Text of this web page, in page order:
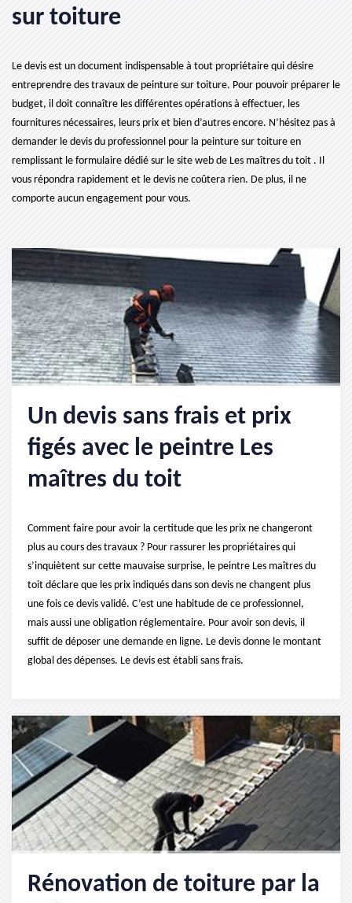
sur toiture
Le devis est un document indispensable à tout propriétaire qui désire
entreprendre des travaux de peinture sur toiture. Pour pouvoir préparer le
budget, il doit connaître les différentes opérations à effectuer, les
fournitures nécessaires, leurs prix et bien d’autres encore. N’hésitez pas à
demander le devis du professionnel pour la peinture sur toiture en
remplissant le formulaire dédié sur le site web de Les maîtres du toit . Il
vous répondra rapidement et le devis ne coûtera rien. De plus, il ne
comporte aucun engagement pour vous.
Un devis sans frais et prix
figés avec le peintre Les
maîtres du toit
Comment faire pour avoir la certitude que les prix ne changeront
plus au cours des travaux ? Pour rassurer les propriétaires qui
s’inquiètent sur cette mauvaise surprise, le peintre Les maîtres du
toit déclare que les prix indiqués dans son devis ne changent plus
une fois ce devis validé. C’est une habitude de ce professionnel,
mais aussi une obligation réglementaire. Pour avoir son devis, il
suffit de déposer une demande en ligne. Le devis donne le montant
global des dépenses. Le devis est établi sans frais.
Rénovation de toiture par la